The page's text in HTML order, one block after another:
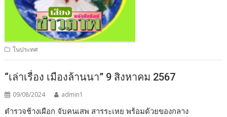
ในประทศ
“เล่าเรื่อง เมืองล้านนา” 9 สิงหาคม 2567
09/08/2024 admin1
ตำรวจช้างเผือก จับคนเสพ สารระเหย พร้อมด้วยของกลาง